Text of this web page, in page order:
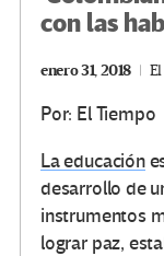
con las
enero 31, 2018
Por: El Tiempo
La educación
desarrollo de
instrumentos
lograr paz,